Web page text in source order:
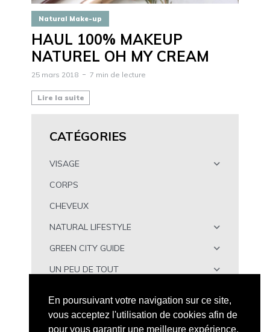
Natural Make-up
HAUL 100% MAKEUP
NATUREL OH MY CREAM
25 mars 2018 7 min de lecture
Lire la suite
CATÉGORIES
VISAGE
CORPS
CHEVEUX
NATURAL LIFESTYLE
GREEN CITY GUIDE
UN PEU DE TOUT
En poursuivant votre navigation sur ce site,
vous acceptez l'utilisation de cookies afin de
pour vous garantir une meilleure expérience.